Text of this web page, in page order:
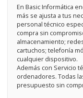
En Basic Informática
más se ajusta a tus
personal técnico
compra sin
almacenamiento;
cartuchos; telefonía
cualquier dispositivo.
Además con Servicio
ordenadores. Todas
presupuesto sin